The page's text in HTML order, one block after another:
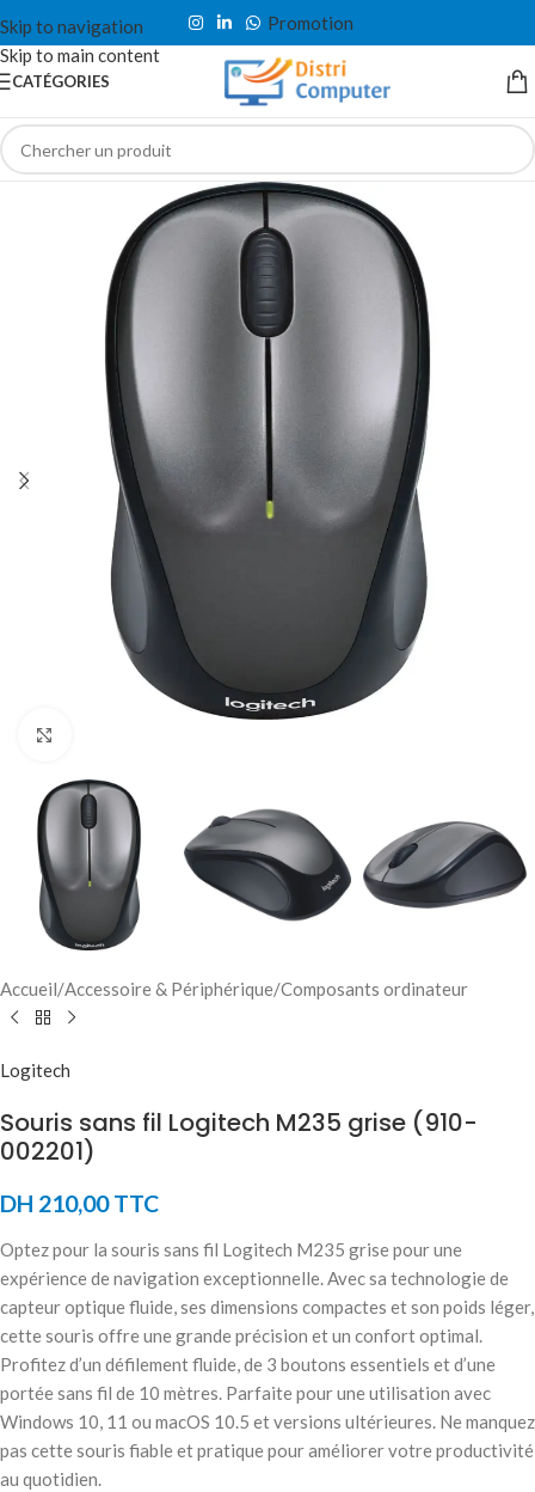
Skip to navigation
Skip to main content
Promotion
CATÉGORIES
Accueil/Accessoire & Périphérique/Composants ordinateur
Logitech
Souris sans fil Logitech M235 grise (910-
002201)
DH 210,00TTC
Optez pour la souris sans fil Logitech M235 grise pour une
expérience de navigation exceptionnelle. Avec sa technologie de
capteur optique fluide, ses dimensions compactes et son poids léger,
cette souris offre une grande précision et un confort optimal.
Profitez d’un défilement fluide, de 3 boutons essentiels et d’une
portée sans fil de 10 mètres. Parfaite pour une utilisation avec
Windows 10, 11 ou macOS 10.5 et versions ultérieures. Ne manquez
pas cette souris fiable et pratique pour améliorer votre productivité
au quotidien.